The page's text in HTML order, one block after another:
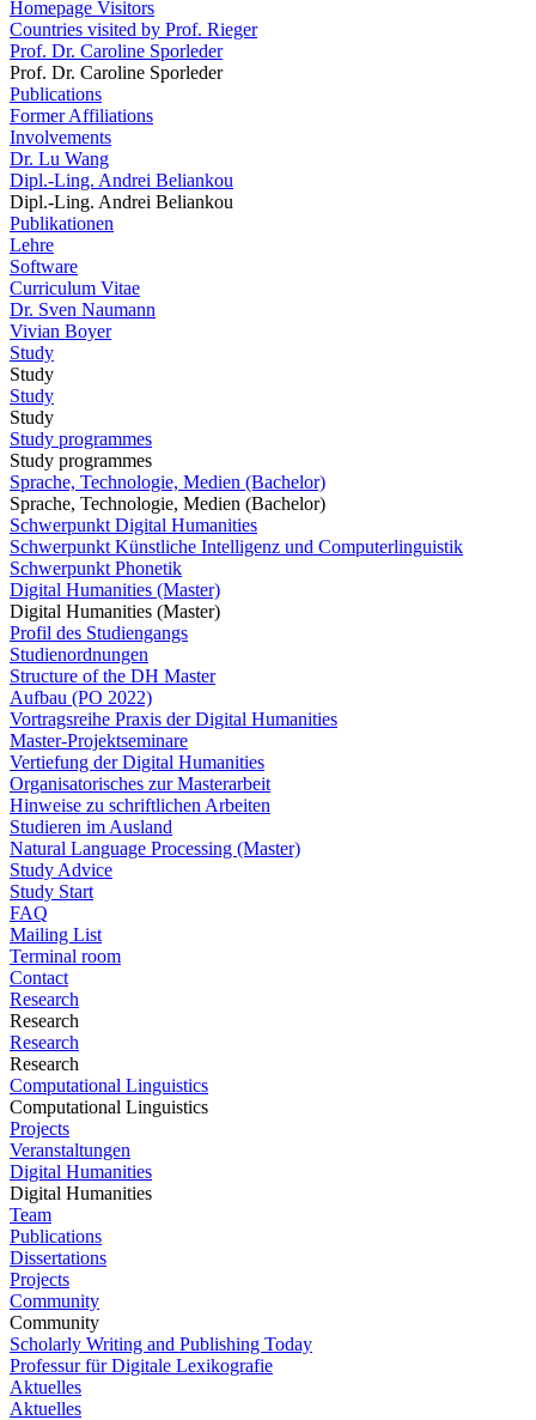
Homepage Visitors
Countries visited by Prof. Rieger
Prof. Dr. Caroline Sporleder
Prof. Dr. Caroline Sporleder
Publications
Former Affiliations
Involvements
Dr. Lu Wang
Dipl.-Ling. Andrei Beliankou
Dipl.-Ling. Andrei Beliankou
Publikationen
Lehre
Software
Curriculum Vitae
Dr. Sven Naumann
Vivian Boyer
Study
Study
Study
Study
Study programmes
Study programmes
Sprache, Technologie, Medien (Bachelor)
Sprache, Technologie, Medien (Bachelor)
Schwerpunkt Digital Humanities
Schwerpunkt Künstliche Intelligenz und Computerlinguistik
Schwerpunkt Phonetik
Digital Humanities (Master)
Digital Humanities (Master)
Profil des Studiengangs
Studienordnungen
Structure of the DH Master
Aufbau (PO 2022)
Vortragsreihe Praxis der Digital Humanities
Master-Projektseminare
Vertiefung der Digital Humanities
Organisatorisches zur Masterarbeit
Hinweise zu schriftlichen Arbeiten
Studieren im Ausland
Natural Language Processing (Master)
Study Advice
Study Start
FAQ
Mailing List
Terminal room
Contact
Research
Research
Research
Research
Computational Linguistics
Computational Linguistics
Projects
Veranstaltungen
Digital Humanities
Digital Humanities
Team
Publications
Dissertations
Projects
Community
Community
Scholarly Writing and Publishing Today
Professur für Digitale Lexikografie
Aktuelles
Aktuelles